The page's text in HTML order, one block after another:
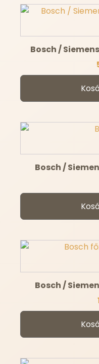
Bosch /
Bosch /
Bosch /